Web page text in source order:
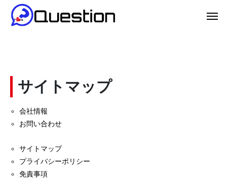
サイトマップ
会社情報
お問い合わせ
サイトマップ
プライバシーポリシー
免責事項